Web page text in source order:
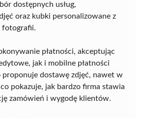
dostępnych usług,
oraz kubki personalizowane z
fotografii.
płatności, akceptując
jak i mobilne płatności
proponuje dostawę zdjęć, nawet w
pokazuje, jak bardzo firma stawia
zamówień i wygodę klientów.